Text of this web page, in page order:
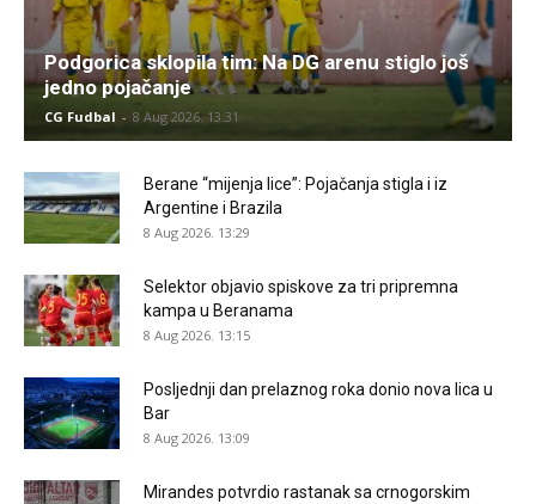
Podgorica sklopila tim: Na DG arenu stiglo još
jedno pojačanje
CG Fudbal - 8 Aug 2026. 13:31
Berane “mijenja lice”: Pojačanja stigla i iz
Argentine i Brazila
8 Aug 2026. 13:29
Selektor objavio spiskove za tri pripremna
kampa u Beranama
8 Aug 2026. 13:15
Posljednji dan prelaznog roka donio nova lica u
Bar
8 Aug 2026. 13:09
Mirandes potvrdio rastanak sa crnogorskim